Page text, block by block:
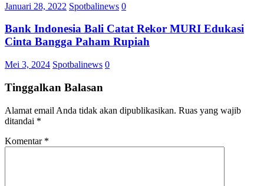
Januari 28, 2022 Spotbalinews 0
Bank Indonesia Bali Catat Rekor MURI Edukasi
Cinta Bangga Paham Rupiah
Mei 3, 2024 Spotbalinews 0
Tinggalkan Balasan
Alamat email Anda tidak akan dipublikasikan. Ruas yang wajib
ditandai *
Komentar *